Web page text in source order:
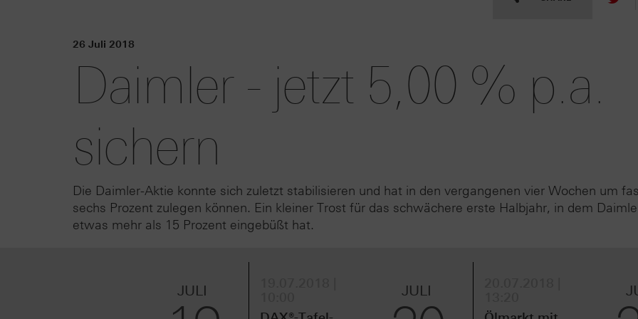
26 Juli 2018
Daimler - jetzt 5,00 % p.a.
sichern
Die Daimler-Aktie konnte sich zuletzt stabilisieren und hat in den vergangenen vier Wochen um
sechs Prozent zulegen können. Ein kleiner Trost für das schwächere erste Halbjahr, in dem
etwas mehr als 15 Prozent eingebüßt hat.
JULI JULI